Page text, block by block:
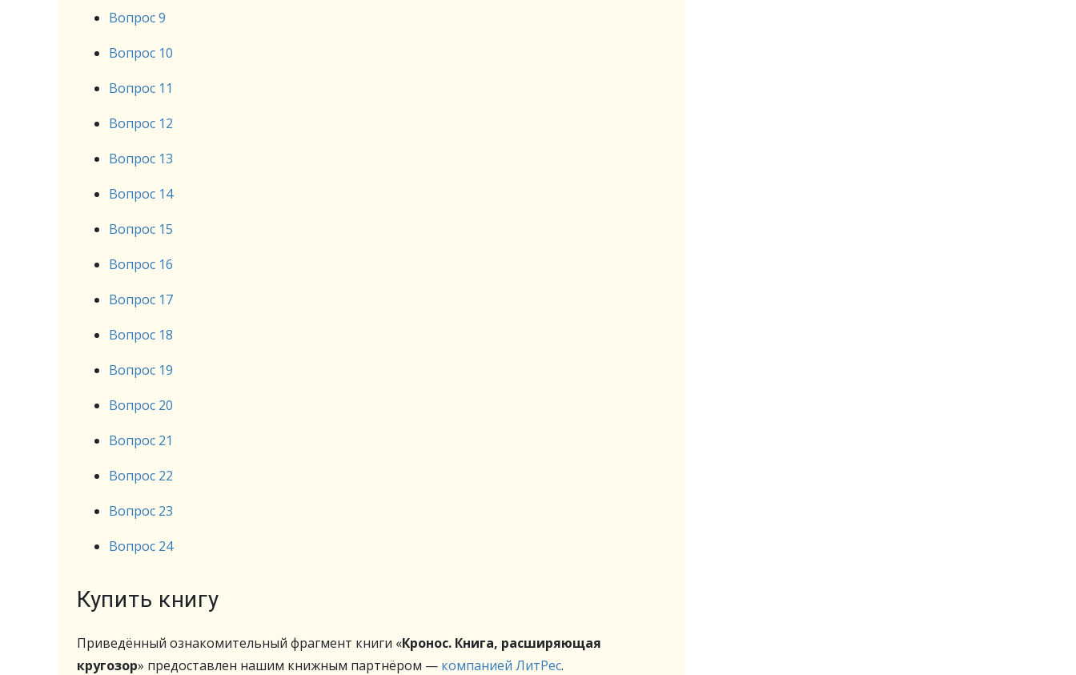
Вопрос 9
Вопрос 10
Вопрос 11
Вопрос 12
Вопрос 13
Вопрос 14
Вопрос 15
Вопрос 16
Вопрос 17
Вопрос 18
Вопрос 19
Вопрос 20
Вопрос 21
Вопрос 22
Вопрос 23
Вопрос 24
Купить книгу
Приведённый ознакомительный фрагмент книги «Кронос. Книга, расширяющая
кругозор» предоставлен нашим книжным партнёром — компанией ЛитРес.